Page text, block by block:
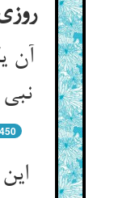
آن